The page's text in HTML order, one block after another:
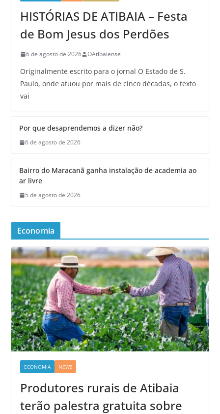
HISTÓRIAS DE ATIBAIA – Festa
de Bom Jesus dos Perdões
6 de agosto de 2026 OAtibaiense
Originalmente escrito para o jornal O Estado de S.
Paulo, onde atuou por mais de cinco décadas, o texto
vai
Por que desaprendemos a dizer não?
6 de agosto de 2026
Bairro do Maracanã ganha instalação de academia ao
ar livre
5 de agosto de 2026
Economia
ECONOMIA NEWS
Produtores rurais de Atibaia
terão palestra gratuita sobre